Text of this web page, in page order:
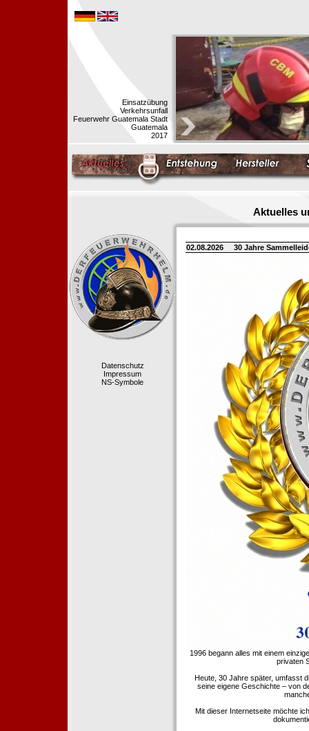
Einsatzübung
Verkehrsunfall
Feuerwehr Guatemala Stadt
Guatemala
2017
Aktuelles
Datenschutz
Impressum
NS-Symbole
02.08.2026 30 Jahre
1996 begann alles mit einem
privaten
Heute, 30 Jahre später, umfasst
seine eigene Geschichte – von
Mit dieser Internetseite möchte